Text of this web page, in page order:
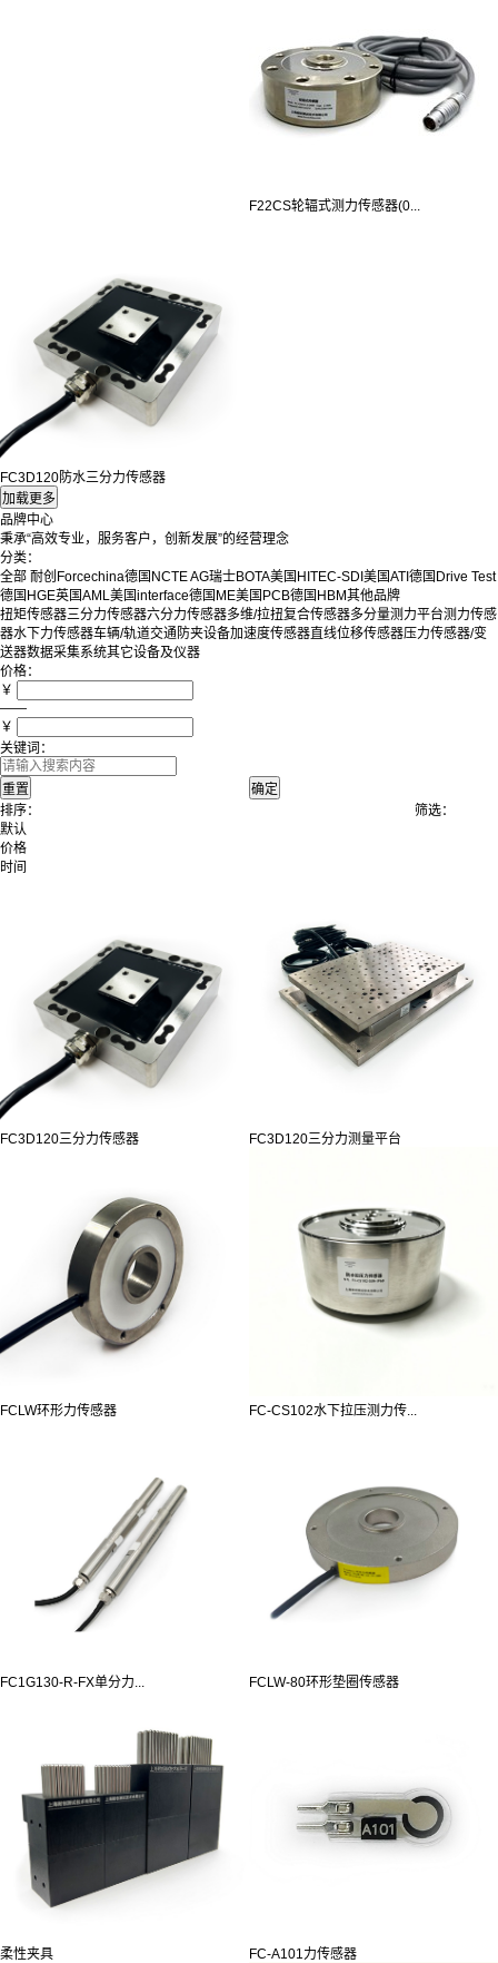
F22CS轮辐式测力传感器(0...
FC3D120防水三分力传感器
品牌中心
秉承“高效专业，服务客户，创新发展”的经营理念
分类：
全部 耐创Forcechina德国NCTE AG瑞士BOTA美国HITEC-SDI 美国ATI 德国Drive Test
德国HGE英国AML美国interface德国ME美国PCB德国HBM其他品牌
扭矩传感器三分力传感器六分力传感器多维/拉扭复合传感器多分量测力平台测力传感
器水下力传感器车辆/轨道交通防夹设备加速度传感器直线位移传感器压力传感器/变
送器数据采集系统其它设备及仪器
价格：
￥
——
￥
关键词：
排序：
默认
价格
时间
筛选：
FC3D120三分力传感器 FC3D120三分力测量平台
FCLW环形力传感器 FC-CS102水下拉压测力传...
FC1G130-R-FX单分力... FCLW-80环形垫圈传感器
柔性夹具 FC-A101力传感器